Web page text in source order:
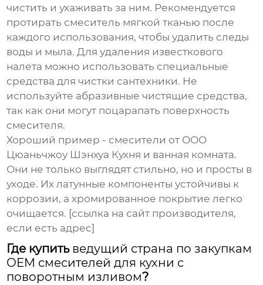
чистить и ухаживать за ним. Рекомендуется
протирать смеситель мягкой тканью после
каждого использования, чтобы удалить следы
воды и мыла. Для удаления известкового
налета можно использовать специальные
средства для чистки сантехники. Не
используйте абразивные чистящие средства,
так как они могут поцарапать поверхность
смесителя.
Хороший пример - смесители от ООО
Цюаньчжоу Шэнхуа Кухня и ванная комната.
Они не только выглядят стильно, но и просты в
уходе. Их латунные компоненты устойчивы к
коррозии, а хромированное покрытие легко
очищается. [ссылка на сайт производителя,
если есть адрес]
Где купить ведущий страна по закупкам
OEM смесителей для кухни с
поворотным изливом?